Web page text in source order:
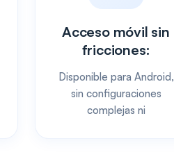
Acceso móvil sin
fricciones:
Disponible para Android,
sin configuraciones
complejas ni